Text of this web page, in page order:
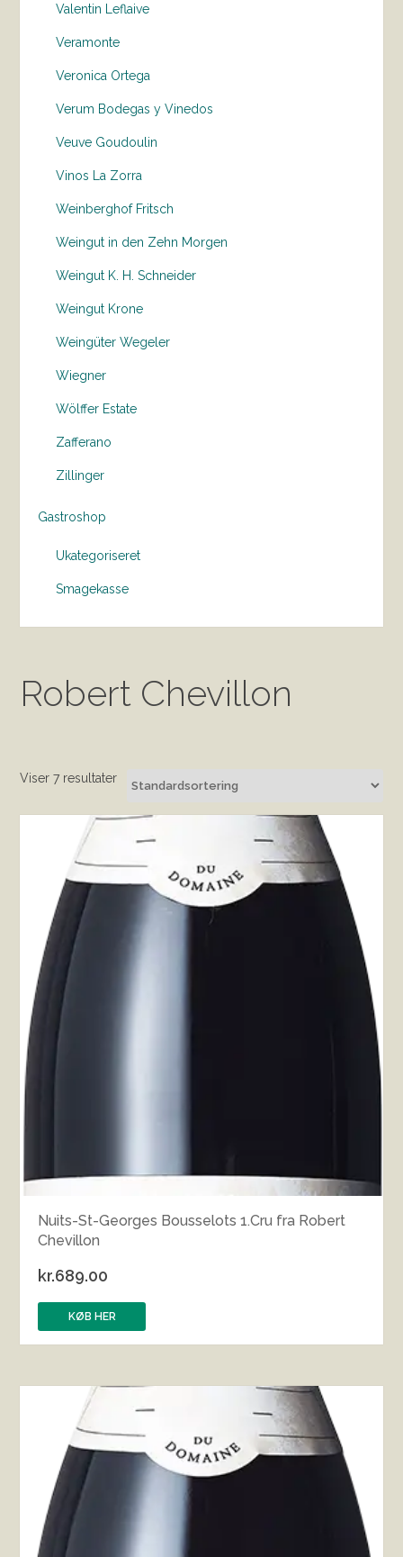
Valentin Leflaive
Veramonte
Veronica Ortega
Verum Bodegas y Vinedos
Veuve Goudoulin
Vinos La Zorra
Weinberghof Fritsch
Weingut in den Zehn Morgen
Weingut K. H. Schneider
Weingut Krone
Weingüter Wegeler
Wiegner
Wölffer Estate
Zafferano
Zillinger
Gastroshop
Ukategoriseret
Smagekasse
Robert Chevillon
Viser 7 resultater
Nuits-St-Georges Bousselots 1.Cru fra Robert
Chevillon
kr.689.00
KØB HER